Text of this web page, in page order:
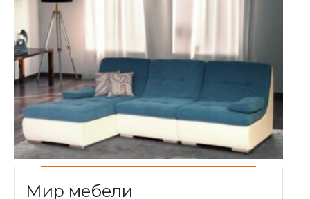
Мир мебели